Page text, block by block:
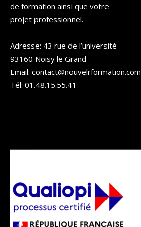
de formation ainsi que votre
projet professionnel.
Adresse: 43 rue de l’université
93160 Noisy le Grand
Email: contact@nouvelrformation.com
Tél: 01.48.15.55.41